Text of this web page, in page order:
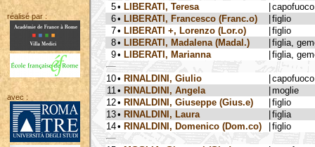
réalisé par :
avec :
5• LIBERATI, Teresa
capofuoco
6• LIBERATI, Francesco (Franc.o)
figlio
7• LIBERATI +, Lorenzo (Lor.o)
figlio
8• LIBERATI, Madalena (Madal.)
figlia,
9• LIBERATI, Marianna figlia,
10• RINALDINI, Giulio
capofuoco
11 • RINALDINI, Angela
moglie
12• RINALDINI, Giuseppe (Gius.e)
figlio
13• RINALDINI, Laura
figlia
14• RINALDINI, Domenico (Dom.co) figlio